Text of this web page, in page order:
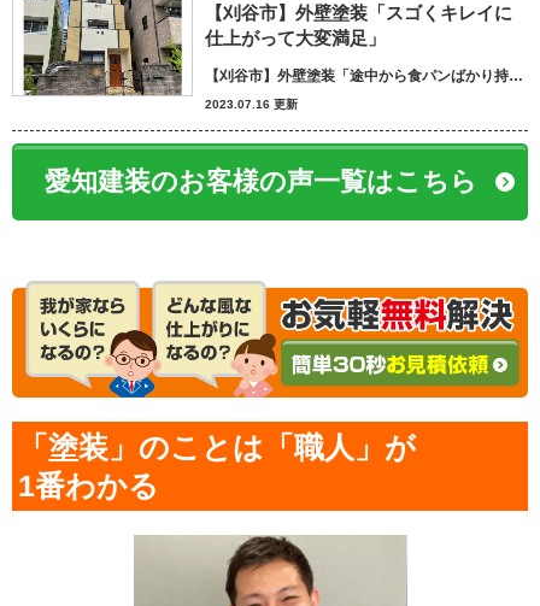
【刈谷市】外壁塗装「スゴくキレイに
仕上がって大変満足」
【刈谷市】外壁塗装「途中から食パンばかり持ってきてパン屋さんかと思いました笑」
2023.07.16 更新
愛知建装のお客様の声一覧はこちら
「塗装」のことは「職人」が
1番わかる